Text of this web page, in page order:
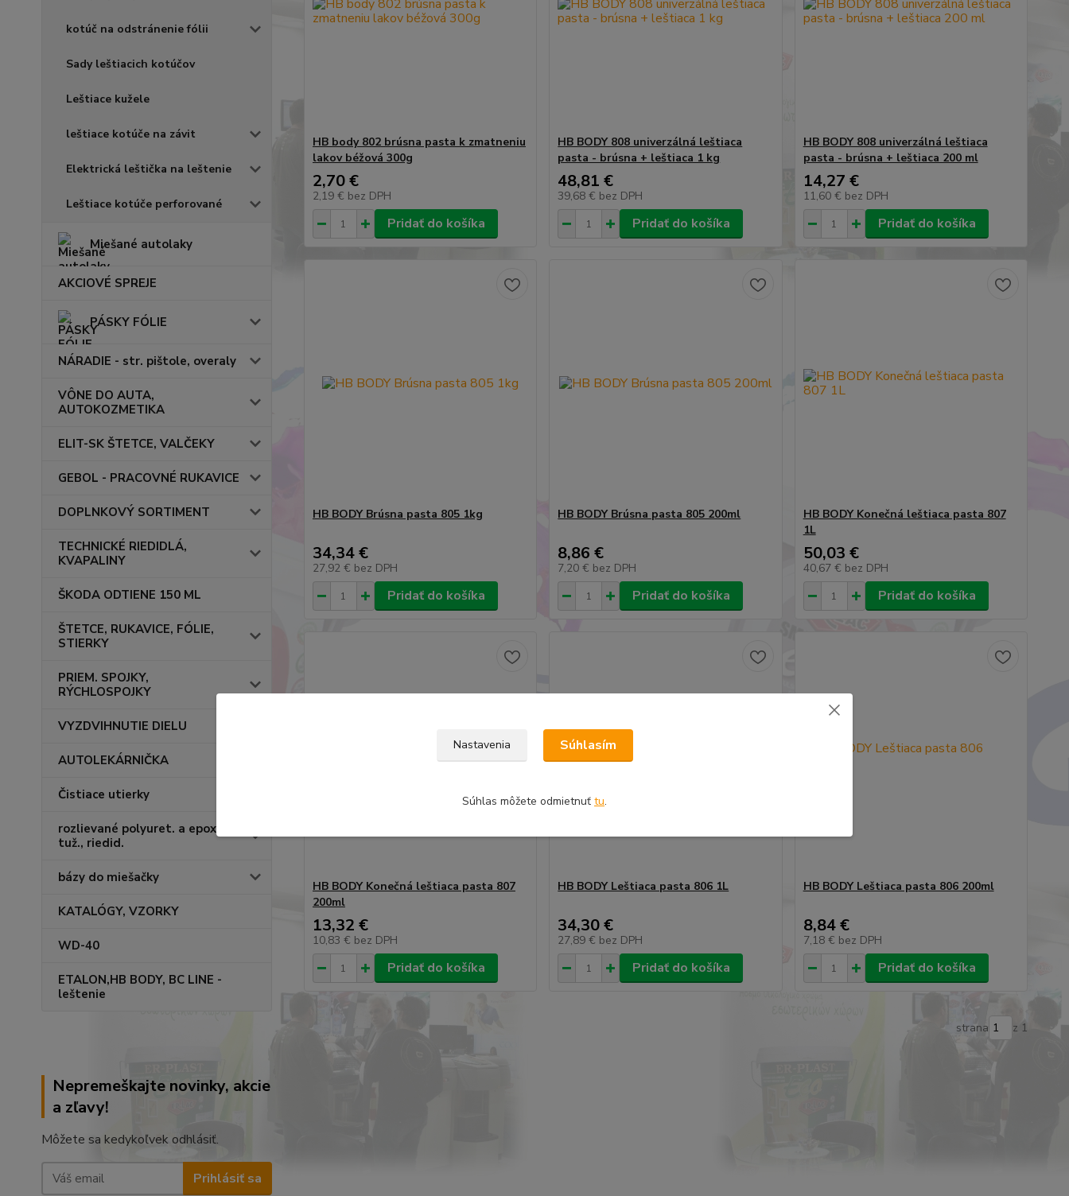
kotúč na odstránenie fólii
Sady leštiacich kotúčov
Leštiace kužele
leštiace kotúče na závit
Elektrická leštička na leštenie
Leštiace kotúče perforované
Miešané autolaky
AKCIOVÉ SPREJE
PÁSKY FÓLIE
NÁRADIE - str. pištole, overaly
VÔNE DO AUTA,
AUTOKOZMETIKA
ELIT-SK ŠTETCE, VALČEKY
GEBOL - PRACOVNÉ RUKAVICE
DOPLNKOVÝ SORTIMENT
TECHNICKÉ RIEDIDLÁ,
KVAPALINY
ŠKODA ODTIENE 150 ML
ŠTETCE, RUKAVICE, FÓLIE,
STIERKY
PRIEM. SPOJKY,
RÝCHLOSPOJKY
VYZDVIHNUTIE DIELU
AUTOLEKÁRNIČKA
Čistiace utierky
rozlievané polyuret. a epox.
tuž., riedid.
bázy do miešačky
KATALÓGY, VZORKY
WD-40
ETALON,HB BODY, BC LINE -
leštenie
Nepremeškajte novinky, akcie
a zľavy!
Môžete sa kedykoľvek odhlásiť.
Prihlásiť sa
HB body 802 brúsna pasta k zmatneniu
lakov béžová 300g
2,70 €
2,19 € bez DPH
Pridať do košíka
HB BODY 808 univerzálná leštiaca
pasta - brúsna + leštiaca 1 kg
48,81 €
39,68 € bez DPH
Pridať do košíka
HB BODY 808 univerzálná leštiaca
pasta - brúsna + leštiaca 200 ml
14,27 €
11,60 € bez DPH
Pridať do košíka
HB BODY Brúsna pasta 805 1kg
34,34 €
27,92 € bez DPH
Pridať do košíka
HB BODY Brúsna pasta 805 200ml
8,86 €
7,20 € bez DPH
Pridať do košíka
HB BODY Konečná leštiaca pasta 807
1L
50,03 €
40,67 € bez DPH
Pridať do košíka
HB BODY Konečná leštiaca pasta 807
200ml
13,32 €
10,83 € bez DPH
Pridať do košíka
HB BODY Leštiaca pasta 806 1L
34,30 €
27,89 € bez DPH
Pridať do košíka
HB BODY Leštiaca pasta 806 200ml
8,84 €
7,18 € bez DPH
Pridať do košíka
strana z 1
Nastavenia Súhlasím
Súhlas môžete odmietnuť tu.